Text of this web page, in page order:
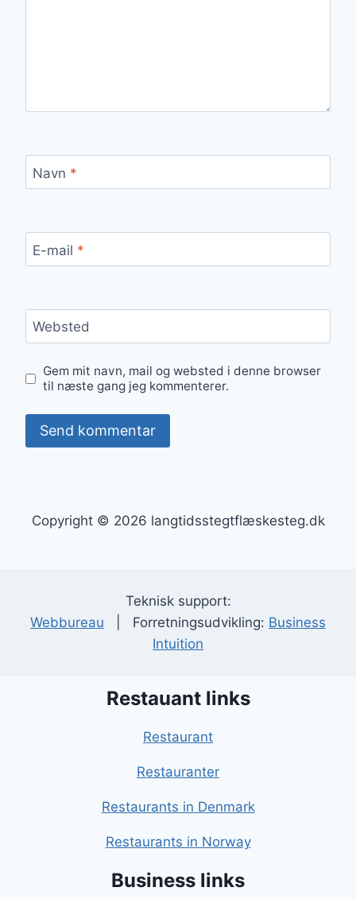
Navn *
E-mail *
Websted
Gem mit navn, mail og websted i denne browser
til næste gang jeg kommenterer.
Copyright © 2026 langtidsstegtflæskesteg.dk
Teknisk support:
Webbureau | Forretningsudvikling: Business
Intuition
Restauant links
Restaurant
Restauranter
Restaurants in Denmark
Restaurants in Norway
Business links